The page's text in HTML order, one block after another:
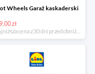
Wheels Garaż kaskaderski
zł